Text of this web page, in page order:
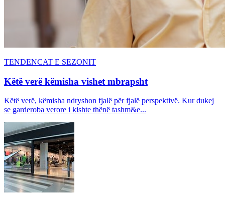
TENDENCAT E SEZONIT
Këtë verë këmisha vishet mbrapsht
Këtë verë, këmisha ndryshon fjalë për fjalë perspektivë. Kur dukej
se garderoba verore i kishte thënë tashm&e...